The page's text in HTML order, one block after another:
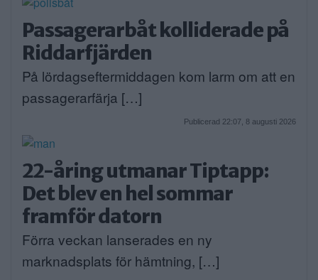
Passagerarbåt kolliderade på
Riddarfjärden
På lördagseftermiddagen kom larm om att en
passagerarfärja […]
Publicerad 22:07, 8 augusti 2026
22-åring utmanar Tiptapp:
Det blev en hel sommar
framför datorn
Förra veckan lanserades en ny
marknadsplats för hämtning, […]